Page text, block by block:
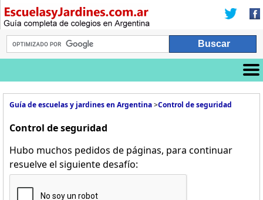
Guía de escuelas y jardines en Argentina>Control de seguridad
Control de seguridad
Hubo muchos pedidos de páginas, para continuar
resuelve el siguiente desafío: